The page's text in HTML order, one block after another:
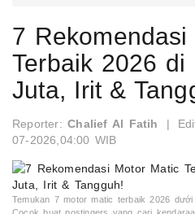
7
Terbaik 2026 di
Juta, Irit &
Reporter:Chalief Al Fatih |
07-2026,04:00 WIB
Temukan 7 motor matic terbaik 2026